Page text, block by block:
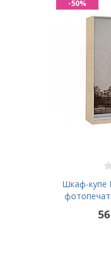
Шкаф-купе
-50%